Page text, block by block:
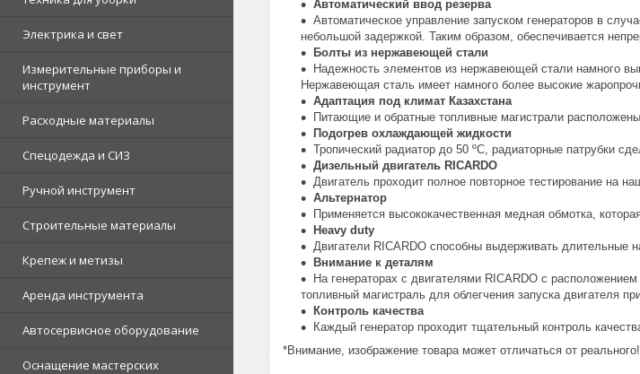
Электрика и свет
Измерительные приборы и
инструмент
Расходные материалы
Спецодежда и СИЗ
Ручной инструмент
Строительные материалы
Крепеж и метизы
Аренда инструмента
Автосервисное оборудование
Оснащение мастерских
Автоматический ввод резерва
Автоматическое управление запуском генераторов в
небольшой задержкой. Таким образом, обеспечивается
Болты из нержавеющей стали
Надежность элементов из нержавеющей стали намного
Нержавеющая сталь имеет намного более высокие
Адаптация под климат Казахстана
Питающие и обратные топливные магистрали
Подогрев охлаждающей жидкости
Тропический радиатор до 50 ºС, радиаторные патрубки
Дизельный двигатель RICARDO
Двигатель проходит полное повторное тестирование на
Альтернатор
Применяется высококачественная медная обмотка,
Heavy duty
Двигатели RICARDO способны выдерживать длительные
Внимание к деталям
На генераторах с двигателями RICARDO с
топливный магистраль для облегчения запуска двигателя
Контроль качества
Каждый генератор проходит тщательный контроль
*Внимание, изображение товара может отличаться от